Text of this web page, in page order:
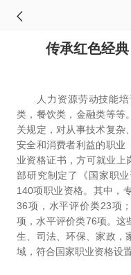
传承红色经
人力资源劳动技能培
类，餐饮类，金融类等等
关规定，对从事技术复杂
安全和消费者利益的职业
业资格证书，方可就业
部研究制定了《国家职
140项职业资格。其中，
36项，水平评价类23项
项，水平评价类76项。这
生、司法、环保、家政，
域，符合国家职业资格设